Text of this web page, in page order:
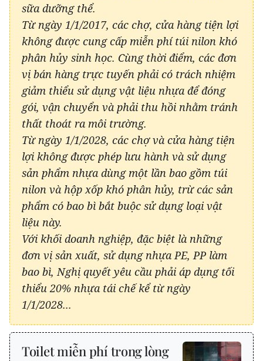
sữa dưỡng thể.
Từ ngày 1/1/2017, các chợ, cửa hàng tiện lợi
không được cung cấp miễn phí túi nilon khó
phân hủy sinh học. Cùng thời điểm, các đơn
vị bán hàng trực tuyến phải có trách nhiệm
giảm thiểu sử dụng vật liệu nhựa để đóng
gói, vận chuyển và phải thu hồi nhằm tránh
thất thoát ra môi trường.
Từ ngày 1/1/2028, các chợ và cửa hàng tiện
lợi không được phép lưu hành và sử dụng
sản phẩm nhựa dùng một lần bao gồm túi
nilon và hộp xốp khó phân hủy, trừ các sản
phẩm có bao bì bắt buộc sử dụng loại vật
liệu này.
Với khối doanh nghiệp, đặc biệt là những
đơn vị sản xuất, sử dụng nhựa PE, PP làm
bao bì, Nghị quyết yêu cầu phải áp dụng tối
thiểu 20% nhựa tái chế kể từ ngày
1/1/2028...
Toilet miễn phí trong lòng